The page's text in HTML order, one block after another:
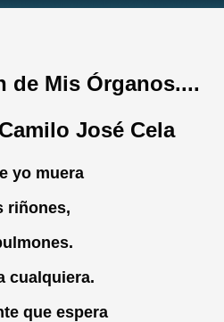
de Mis Órganos....
José Cela
yo muera
riñones,
cualquiera.
que espera